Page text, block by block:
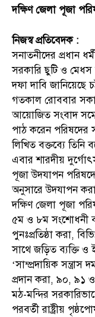
দক্ষিণ জেলা পূজা
নিজস্ব প্রতিবেদক :
সনাতনীদের প্রধান
সরকারি ছুটি ও
দফা দাবি জানিয়েছে
গতকাল রোববার
আয়োজিত সংবাদ
পাঠ করেন পরিষদের
লিখিত বক্তব্যে তিনি
এবার শারদীয়
পূজা উদযাপন
অনুসারে উদযাপন
দক্ষিণ জেলা পূজা
৫ম ও ৮ম সংশোধনী
পুনঃপ্রতিষ্ঠা করা,
সাথে জড়িত ব্যক্তি ও
‘সাম্প্রদায়িক
প্রদান করা, ৯০, ৯১ ও
মঠ-মন্দির
পরবর্তী রাষ্ট্রীয়